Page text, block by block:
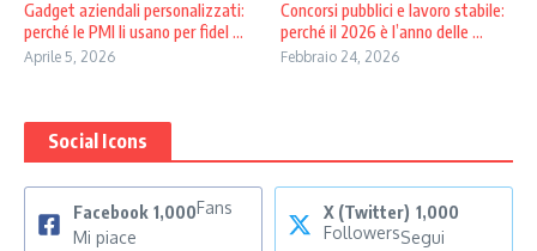
Gadget aziendali personalizzati:
perché le PMI li usano per fidel ...
Aprile 5, 2026
Concorsi pubblici e lavoro stabile:
perché il 2026 è l’anno delle ...
Febbraio 24, 2026
Social Icons
Facebook 1,000Fans
Mi piace
X (Twitter) 1,000
FollowersSegui